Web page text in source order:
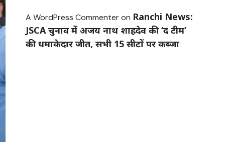
A WordPress Commenteron Ranchi News:
JSCA चुनाव में अजय नाथ शाहदेव की ‘द टीम’
की धमाकेदार जीत, सभी 15 सीटों पर कब्जा